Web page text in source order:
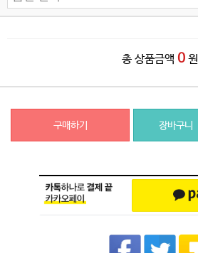
총 상품금액 0 원
구매하기 장바구니